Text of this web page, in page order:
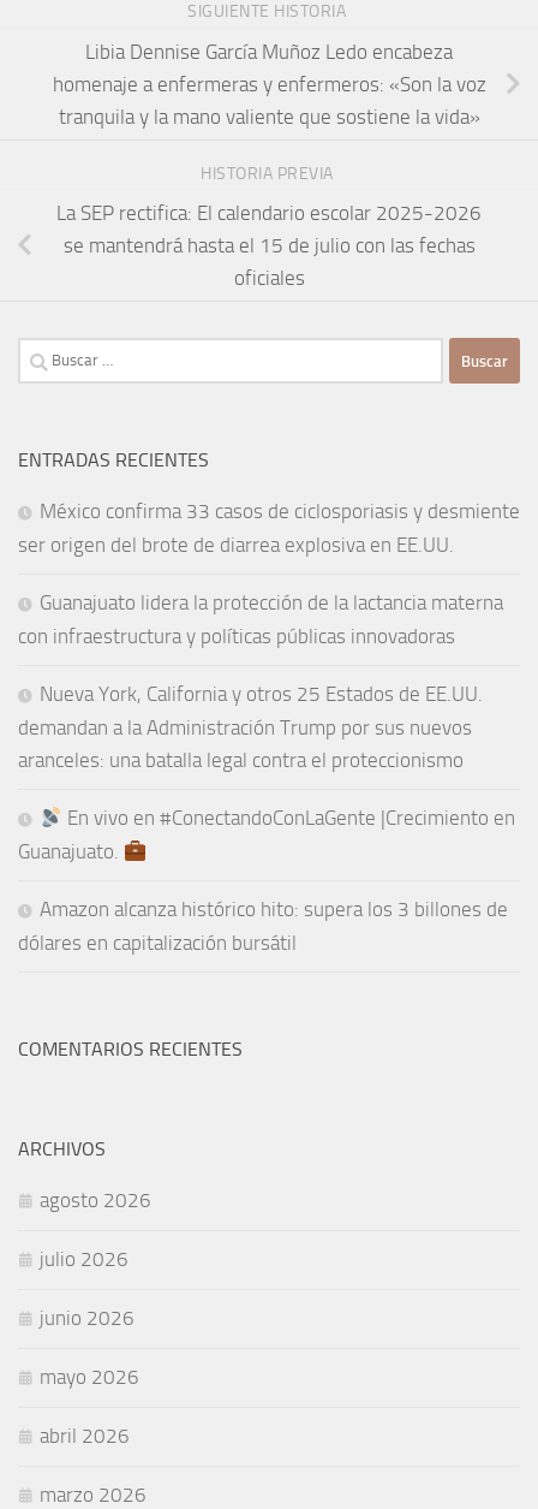
SIGUIENTE HISTORIA
Libia Dennise García Muñoz Ledo encabeza
homenaje a enfermeras y enfermeros: «Son la voz
tranquila y la mano valiente que sostiene la vida»
HISTORIA PREVIA
La SEP rectifica: El calendario escolar 2025-2026
se mantendrá hasta el 15 de julio con las fechas
oficiales
Buscar:
ENTRADAS RECIENTES
México confirma 33 casos de ciclosporiasis y desmiente
ser origen del brote de diarrea explosiva en EE.UU.
Guanajuato lidera la protección de la lactancia materna
con infraestructura y políticas públicas innovadoras
Nueva York, California y otros 25 Estados de EE.UU.
demandan a la Administración Trump por sus nuevos
aranceles: una batalla legal contra el proteccionismo
En vivo en #ConectandoConLaGente |Crecimiento en
Guanajuato.
Amazon alcanza histórico hito: supera los 3 billones de
dólares en capitalización bursátil
COMENTARIOS RECIENTES
ARCHIVOS
agosto 2026
julio 2026
junio 2026
mayo 2026
abril 2026
marzo 2026